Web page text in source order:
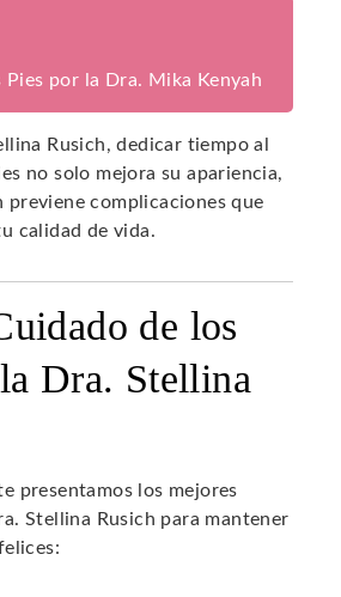
Pies por la Dra. Mika Kenyah
Rusich, dedicar tiempo al
no solo mejora su apariencia,
previene complicaciones que
calidad de vida.
de los
Dra. Stellina
presentamos los mejores
Stellina Rusich para mantener